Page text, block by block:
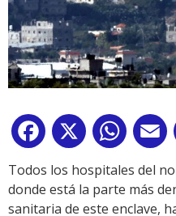
Facebook
X
Todos los hospitales del
donde está la parte más
sanitaria de este enclave,